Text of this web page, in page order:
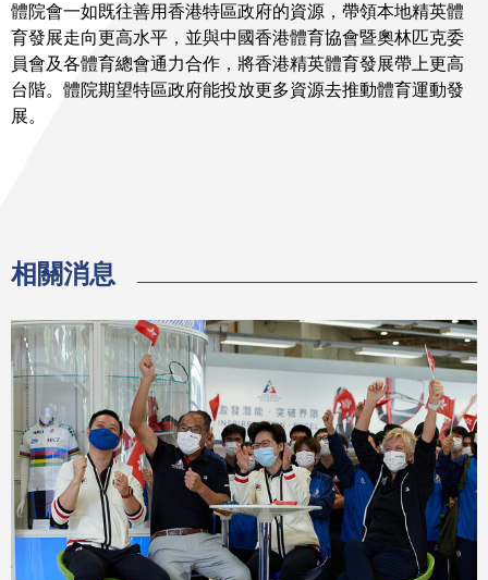
體院會一如既往善用香港特區政府的資源，帶領本地精英體
育發展走向更高水平，並與中國香港體育協會暨奧林匹克委
員會及各體育總會通力合作，將香港精英體育發展帶上更高
台階。體院期望特區政府能投放更多資源去推動體育運動發
展。
相關消息